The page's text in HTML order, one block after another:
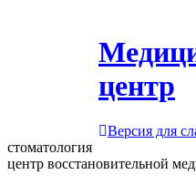
центр
Версия для
стоматология
центр восстановительной